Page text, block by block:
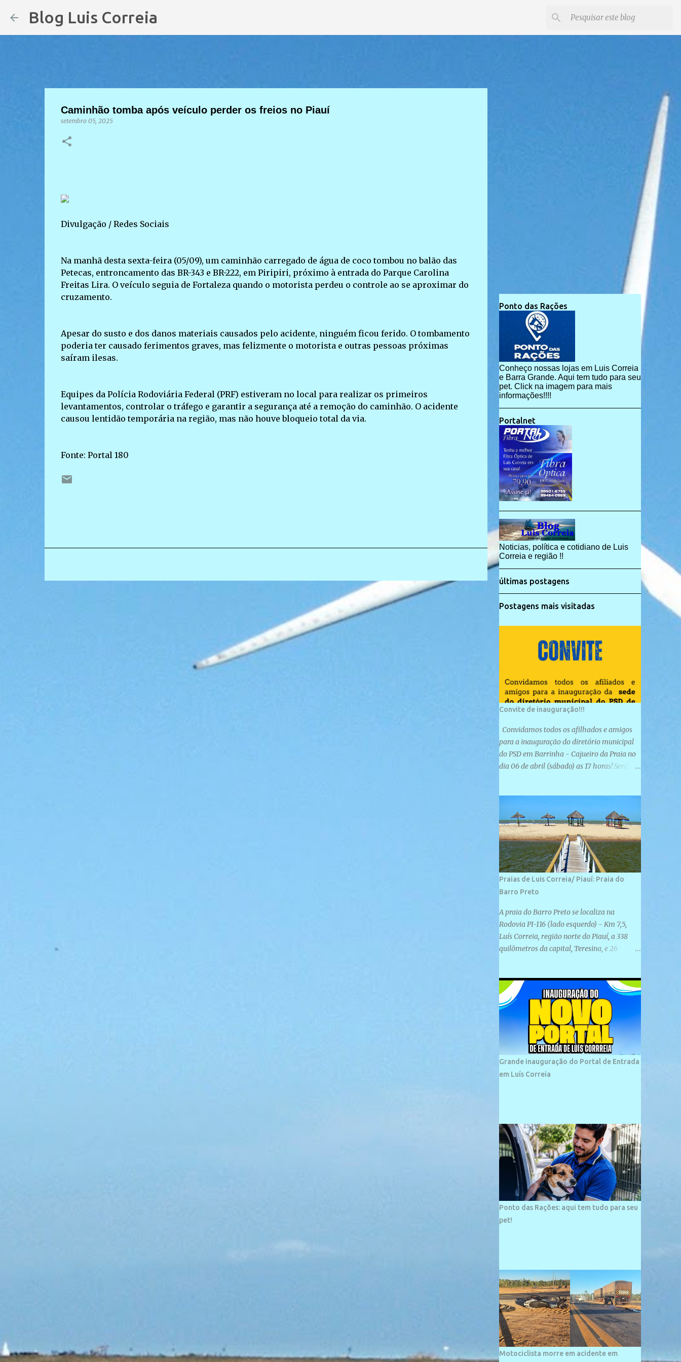
Blog Luis Correia
Caminhão tomba após veículo perder os freios no Piauí
setembro 05, 2025
Divulgação / Redes Sociais
Na manhã desta sexta-feira (05/09), um caminhão carregado de água de coco tombou no balão das
Petecas, entroncamento das BR-343 e BR-222, em Piripiri, próximo à entrada do Parque Carolina
Freitas Lira. O veículo seguia de Fortaleza quando o motorista perdeu o controle ao se aproximar do
cruzamento.
Apesar do susto e dos danos materiais causados pelo acidente, ninguém ficou ferido. O tombamento
poderia ter causado ferimentos graves, mas felizmente o motorista e outras pessoas próximas
saíram ilesas.
Equipes da Polícia Rodoviária Federal (PRF) estiveram no local para realizar os primeiros
levantamentos, controlar o tráfego e garantir a segurança até a remoção do caminhão. O acidente
causou lentidão temporária na região, mas não houve bloqueio total da via.
Fonte: Portal 180
Ponto das Rações
Conheço nossas lojas em Luis Correia
e Barra Grande. Aqui tem tudo para seu
pet. Click na imagem para mais
informações!!!!
Portalnet
Noticias, política e cotidiano de Luis
Correia e região !!
últimas postagens
Postagens mais visitadas
Convite de inauguração!!!
Convidamos todos os afilhados e amigos
para a inauguração do diretório municipal
do PSD em Barrinha - Cajueiro da Praia no
dia 06 de abril (sábado) as 17 horas! Será
localizada na Rua São José, 98 Barrinha -
Cajueiro da Praia.
Praias de Luis Correia/ Piauí: Praia do
Barro Preto
A praia do Barro Preto se localiza na
Rodovia PI-116 (lado esquerdo) - Km 7,5,
Luís Correia, região norte do Piauí, a 338
quilômetros da capital, Teresina, e 26
plana e retilínea na maior parte de sua
extensão, chegando a mais ou menos a 1,5
km de paisagens exuberantes. Possui ondas
suaves devido ao extensivo molhe de pedras
que não chegam a 2 metros de altura, não
apresentando dunas em seu espaço
geográfico. Não se sabe ao certo porque a
praia leva esse nome, e muitas das suas
vizinhos. O bairro onde se localiza a praia é
palco de amplos investimentos e projetos
grandiosos como hotéis, pousadas e
residências de veraneio de grande porte. O
maior empreendimento fixado nessa área é
o SESC Praia, inaugurado em 12 de julho de
1996. Com arquitetura moderna,...
Grande inauguração do Portal de Entrada
em Luís Correia
Ponto das Rações: aqui tem tudo para seu
pet!
Motociclista morre em acidente em